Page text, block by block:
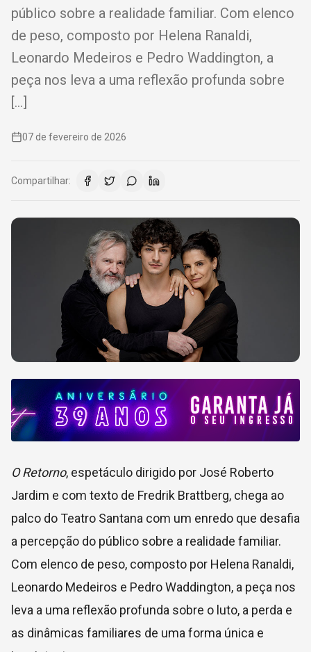
público sobre a realidade familiar. Com elenco
de peso, composto por Helena Ranaldi,
Leonardo Medeiros e Pedro Waddington, a
peça nos leva a uma reflexão profunda sobre
[…]
07 de fevereiro de 2026
Compartilhar:
O Retorno, espetáculo dirigido por José Roberto
Jardim e com texto de Fredrik Brattberg, chega ao
palco do Teatro Santana com um enredo que desafia
a percepção do público sobre a realidade familiar.
Com elenco de peso, composto por Helena Ranaldi,
Leonardo Medeiros e Pedro Waddington, a peça nos
leva a uma reflexão profunda sobre o luto, a perda e
as dinâmicas familiares de uma forma única e